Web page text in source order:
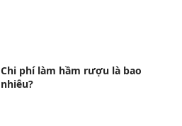
Chi phí làm hầm rượu là bao
nhiêu?